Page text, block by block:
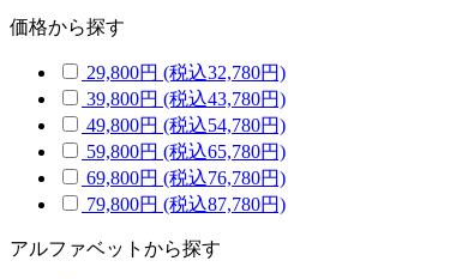
価格から探す
29,800円 (税込32,780円)
39,800円 (税込43,780円)
49,800円 (税込54,780円)
59,800円 (税込65,780円)
69,800円 (税込76,780円)
79,800円 (税込87,780円)
アルファベットから探す